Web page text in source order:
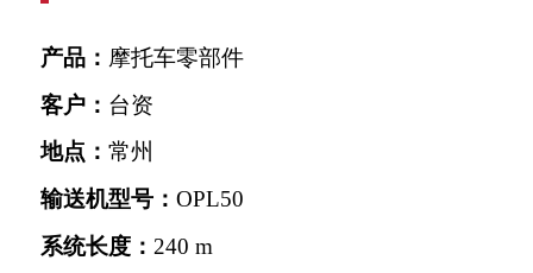
产品： 摩托车零部件
客户： 台资
地点： 常州
输送机型号： OPL50
系统长度： 240 m